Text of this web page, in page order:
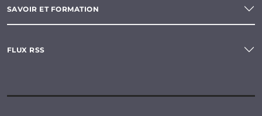
SAVOIR ET FORMATION
FLUX RSS